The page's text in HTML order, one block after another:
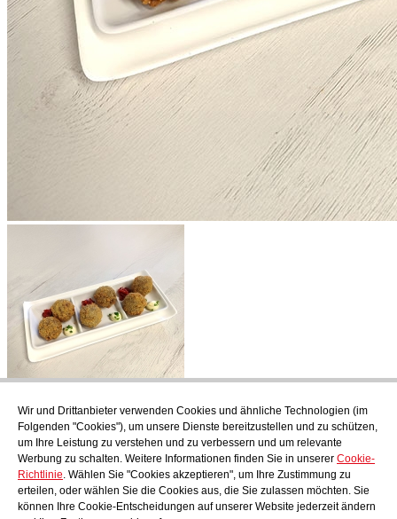
Wir und Drittanbieter verwenden Cookies und ähnliche Technologien (im
Folgenden "Cookies"), um unsere Dienste bereitzustellen und zu schützen,
um Ihre Leistung zu verstehen und zu verbessern und um relevante
Werbung zu schalten. Weitere Informationen finden Sie in unserer Cookie-
Richtlinie. Wählen Sie "Cookies akzeptieren", um Ihre Zustimmung zu
erteilen, oder wählen Sie die Cookies aus, die Sie zulassen möchten. Sie
können Ihre Cookie-Entscheidungen auf unserer Website jederzeit ändern
Abonnieren
Endecken Sie das kulinarische Angebot von AudensFood.
Ich habe gelesen und akzeptiere die Datenschutzbestimmungen
Über uns Audens news Produkte Gastronomie-Blog Kontakt
Werden Sie Teil unseres Teams